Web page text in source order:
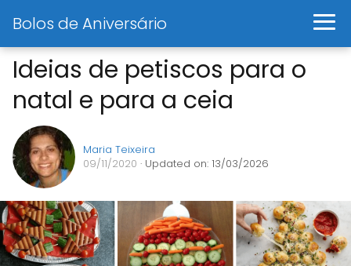
Bolos de Aniversário
Ideias de petiscos para o
natal e para a ceia
Maria Teixeira
09/11/2020 · Updated on: 13/03/2026